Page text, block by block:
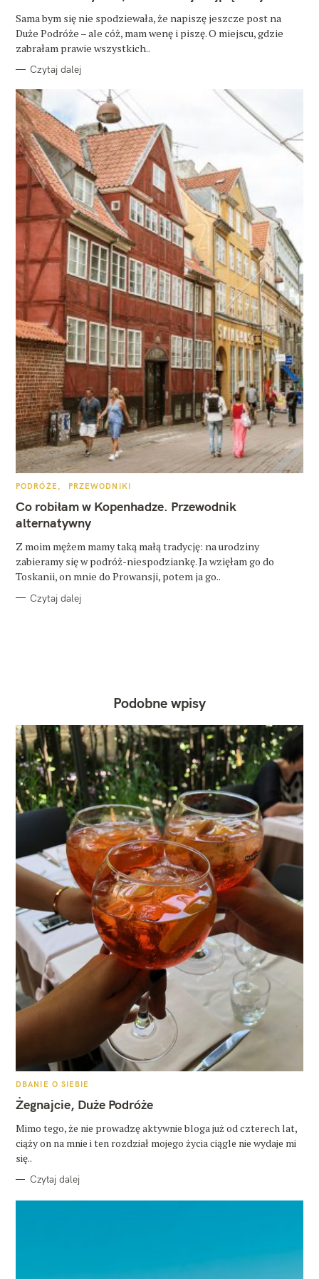
O
R
I
Sama bym się nie spodziewała, że napiszę jeszcze post na
Duże Podróże – ale cóż, mam wenę i piszę. O miejscu, gdzie
zabrałam prawie wszystkich..
Czytaj dalej
K
T
E
G
O
I
PODRÓŻE PRZEWODNIKI
Co robiłam w Kopenhadze. Przewodnik
alternatywny
Z moim mężem mamy taką małą tradycję: na urodziny
zabieramy się w podróż-niespodziankę. Ja wzięłam go do
Toskanii, on mnie do Prowansji, potem ja go..
Czytaj dalej
Podobne wpisy
K
T
E
O
R
I
DBANIE O SIEBIE
Żegnajcie, Duże Podróże
Mimo tego, że nie prowadzę aktywnie bloga już od czterech lat,
ciąży on na mnie i ten rozdział mojego życia ciągle nie wydaje mi
się..
Czytaj dalej